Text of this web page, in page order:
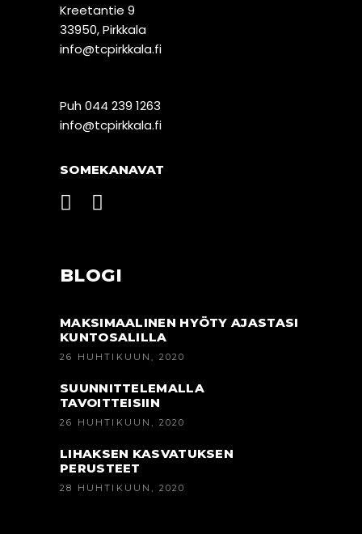
Kreetantie 9
33950, Pirkkala
info@tcpirkkala.fi
Puh 044 239 1263
info@tcpirkkala.fi
SOMEKANAVAT
BLOGI
MAKSIMAALINEN HYÖTY AJASTASI
KUNTOSALILLA
26 HUHTIKUUN, 2020
SUUNNITTELEMALLA
TAVOITTEISIIN
26 HUHTIKUUN, 2020
LIHAKSEN KASVATUKSEN
PERUSTEET
28 HUHTIKUUN, 2020